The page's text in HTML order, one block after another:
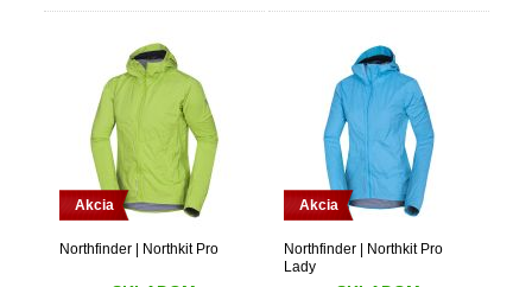
Akcia
Northfinder | Northkit Pro
Akcia
Northfinder | Northkit Pro
Lady